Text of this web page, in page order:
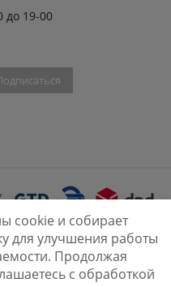
до 19-00
cookie и собирает
для улучшения работы
Продолжая
с обработкой